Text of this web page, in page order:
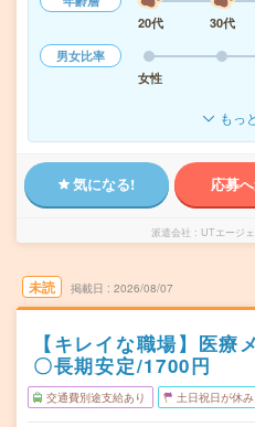
20代
30代
男女比率
女性
もっ
気になる! 応募
派遣会社 UTエージ
未読 掲載日 2026/08/07
【キレイな職場】医療
〇長期安定/1700円
交通費別途支給あり 土日祝日が休み